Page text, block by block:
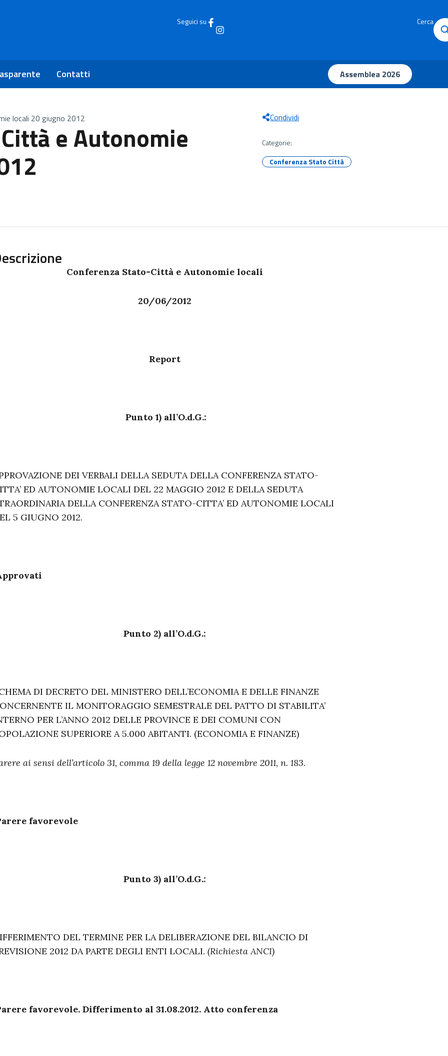
Seguici su Cerca
Contatti Assemblea 2026
locali 20 giugno 2012
e Autonomie
Condividi
Categorie:
Conferenza Stato Città
Conferenza Stato-Città e Autonomie locali
20/06/2012
Report
Punto 1) all’O.d.G.:
DEI VERBALI DELLA SEDUTA DELLA CONFERENZA STATO-
ED AUTONOMIE LOCALI DEL 22 MAGGIO 2012 E DELLA SEDUTA
DELLA CONFERENZA STATO-CITTA’ ED AUTONOMIE LOCALI
5 GIUGNO 2012.
Punto 2) all’O.d.G.:
DI DECRETO DEL MINISTERO DELL’ECONOMIA E DELLE FINANZE
IL MONITORAGGIO SEMESTRALE DEL PATTO DI STABILITA’
PER L’ANNO 2012 DELLE PROVINCE E DEI COMUNI CON
SUPERIORE A 5.000 ABITANTI. (ECONOMIA E FINANZE)
ai sensi dell’articolo 31, comma 19 della legge 12 novembre 2011, n. 183.
favorevole
Punto 3) all’O.d.G.:
DEL TERMINE PER LA DELIBERAZIONE DEL BILANCIO DI
2012 DA PARTE DEGLI ENTI LOCALI. (Richiesta ANCI)
favorevole. Differimento al 31.08.2012. Atto conferenza